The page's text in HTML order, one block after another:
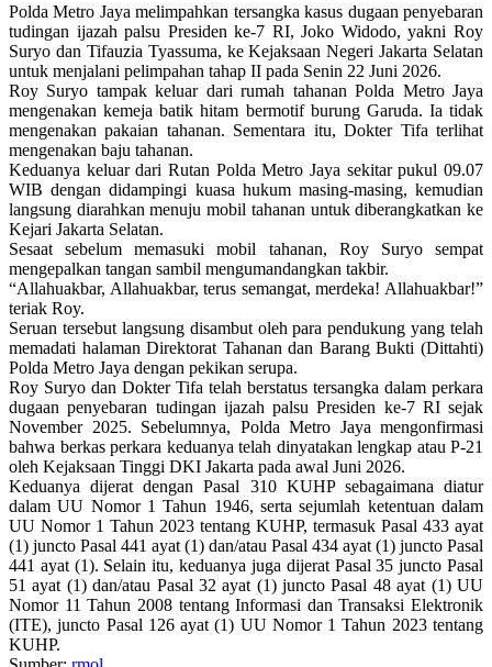
Polda Metro Jaya melimpahkan tersangka kasus dugaan penyebaran
tudingan ijazah palsu Presiden ke-7 RI, Joko Widodo, yakni Roy
Suryo dan Tifauzia Tyassuma, ke Kejaksaan Negeri Jakarta Selatan
untuk menjalani pelimpahan tahap II pada Senin 22 Juni 2026.
Roy Suryo tampak keluar dari rumah tahanan Polda Metro Jaya
mengenakan kemeja batik hitam bermotif burung Garuda. Ia tidak
mengenakan pakaian tahanan. Sementara itu, Dokter Tifa terlihat
mengenakan baju tahanan.
Keduanya keluar dari Rutan Polda Metro Jaya sekitar pukul 09.07
WIB dengan didampingi kuasa hukum masing-masing, kemudian
langsung diarahkan menuju mobil tahanan untuk diberangkatkan ke
Kejari Jakarta Selatan.
Sesaat sebelum memasuki mobil tahanan, Roy Suryo sempat
mengepalkan tangan sambil mengumandangkan takbir.
“Allahuakbar, Allahuakbar, terus semangat, merdeka! Allahuakbar!”
teriak Roy.
Seruan tersebut langsung disambut oleh para pendukung yang telah
memadati halaman Direktorat Tahanan dan Barang Bukti (Dittahti)
Polda Metro Jaya dengan pekikan serupa.
Roy Suryo dan Dokter Tifa telah berstatus tersangka dalam perkara
dugaan penyebaran tudingan ijazah palsu Presiden ke-7 RI sejak
November 2025. Sebelumnya, Polda Metro Jaya mengonfirmasi
bahwa berkas perkara keduanya telah dinyatakan lengkap atau P-21
oleh Kejaksaan Tinggi DKI Jakarta pada awal Juni 2026.
Keduanya dijerat dengan Pasal 310 KUHP sebagaimana diatur
dalam UU Nomor 1 Tahun 1946, serta sejumlah ketentuan dalam
UU Nomor 1 Tahun 2023 tentang KUHP, termasuk Pasal 433 ayat
(1) juncto Pasal 441 ayat (1) dan/atau Pasal 434 ayat (1) juncto Pasal
441 ayat (1). Selain itu, keduanya juga dijerat Pasal 35 juncto Pasal
51 ayat (1) dan/atau Pasal 32 ayat (1) juncto Pasal 48 ayat (1) UU
Nomor 11 Tahun 2008 tentang Informasi dan Transaksi Elektronik
(ITE), juncto Pasal 126 ayat (1) UU Nomor 1 Tahun 2023 tentang
KUHP.